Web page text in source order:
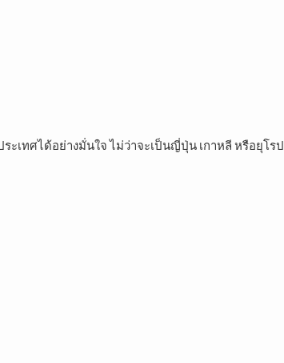
เทศได้อย่างมั่นใจ ไม่ว่าจะเป็นญี่ปุ่น เกาหลี หรือยุโรป